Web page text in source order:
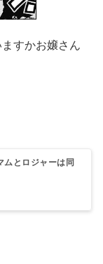
すかお嬢さん
ムとロジャーは同